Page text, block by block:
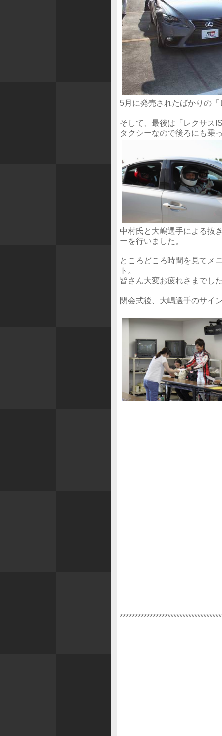
5月に発売されたばかりの
そして、最後は「レクサス
タクシーなので後ろにも乗
中村氏と大嶋選手による抜
ーを行いました。
ところどころ時間を見てメ
ト。
皆さん大変お疲れさまでし
閉会式後、大嶋選手のサイ